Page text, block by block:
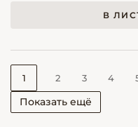
В
Показать ещё
1 2 3 4